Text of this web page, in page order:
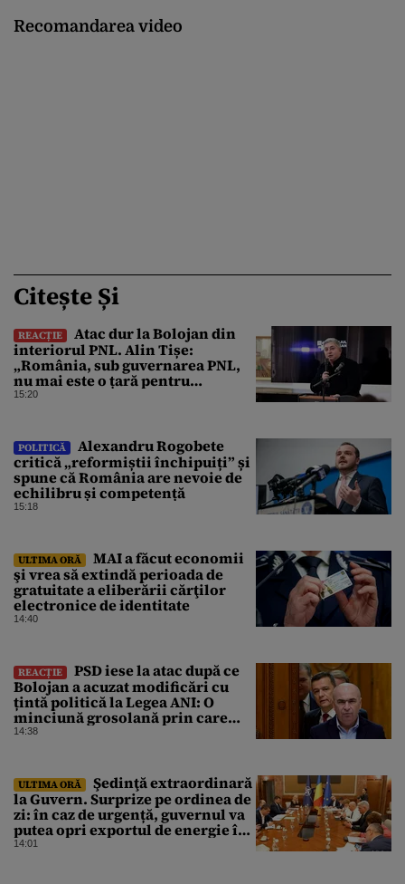
Recomandarea video
Citește Și
REACȚIE
Atac dur la Bolojan din
interiorul PNL. Alin Tișe:
„România, sub guvernarea PNL,
nu mai este o țară pentru
investitori”
15:20
POLITICĂ
Alexandru Rogobete
critică „reformiștii închipuiți” și
spune că România are nevoie de
echilibru și competență
15:18
ULTIMA ORĂ
MAI a făcut economii
şi vrea să extindă perioada de
gratuitate a eliberării cărţilor
electronice de identitate
14:40
REACȚIE
PSD iese la atac după ce
Bolojan a acuzat modificări cu
țintă politică la Legea ANI: O
minciună grosolană prin care
încearcă să acopere culpa PNL-
14:38
ULTIMA ORĂ
Şedinţă extraordinară
la Guvern. Surprize pe ordinea de
zi: în caz de urgență, guvernul va
putea opri exportul de energie în
afara țării
14:01